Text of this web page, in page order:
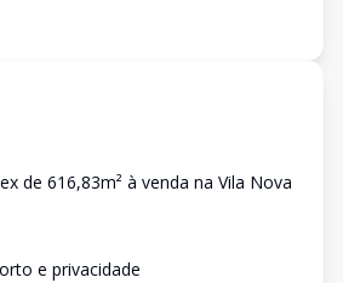
de 616,83m² à venda na Vila Nova
e privacidade